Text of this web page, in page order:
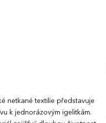
netkané textilie představuje
k jednorázovým igelitkám.